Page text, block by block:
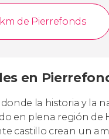
de Pierrefonds
en
donde la historia y la
en plena región de
castillo crean un